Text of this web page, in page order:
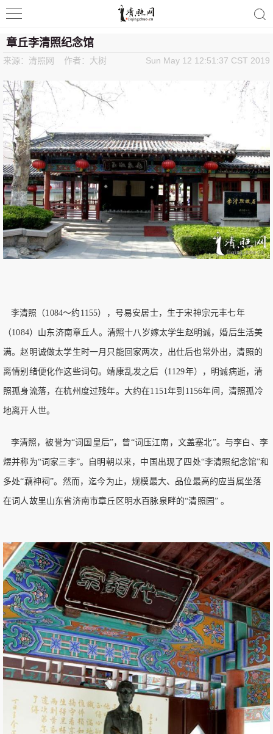
清照词咖
章丘李清照纪念馆
来源：清照网 作者：大树 Sun May 12 12:51:37 CST 2019
李清照（1084～约1155），号易安居士，生于宋神宗元丰七年
（1084）山东济南章丘人。清照十八岁嫁太学生赵明诚，婚后生活美
满。赵明诚做太学生时一月只能回家两次，出仕后也常外出，清照的
离情别绪便化作这些词句。靖康乱发之后（1129年），明诚病逝，清
照孤身流落，在杭州度过残年。大约在1151年到1156年间，清照孤冷
地离开人世。
李清照，被誉为“词国皇后”，曾“词压江南，文盖塞北”。与李白、李
煜并称为“词家三李”。自明朝以来，中国出现了四处“李清照纪念馆”和
多处“藕神祠”。然而，迄今为止，规模最大、品位最高的应当属坐落
在词人故里山东省济南市章丘区明水百脉泉畔的“清照园” 。